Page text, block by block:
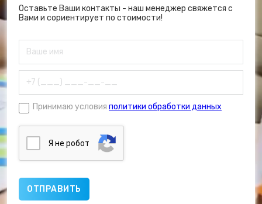
Оставьте Ваши контакты - наш менеджер свяжется с
Вами и сориентирует по стоимости!
Принимаю условия политики обработки данных
Я нe poбoт